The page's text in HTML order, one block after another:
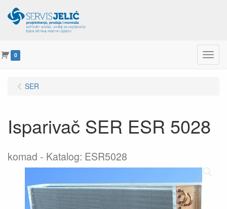
0 Menu
SER
Isparivač SER ESR 5028
komad Katalog: ESR5028